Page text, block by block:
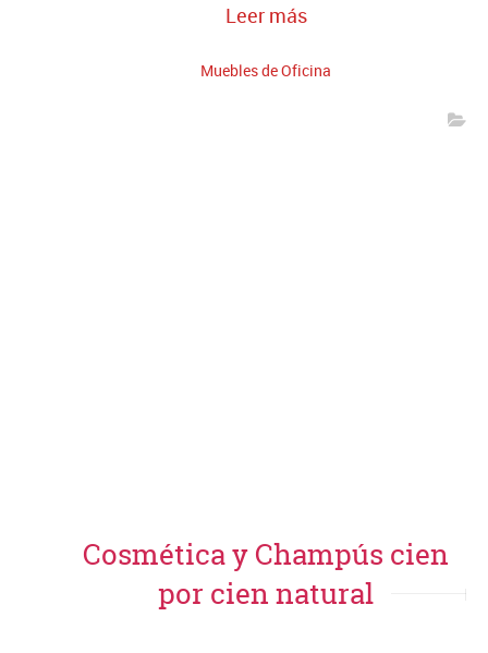
Leer más
Muebles de Oficina
Cosmética y Champús cien
por cien natural